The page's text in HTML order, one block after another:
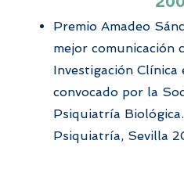
Premio Amadeo
mejor comunicación
Investigación
convocado por la
Psiquiatría
Psiquiatría, Sevilla